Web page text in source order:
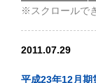
2011.07.29
平成23年12月期